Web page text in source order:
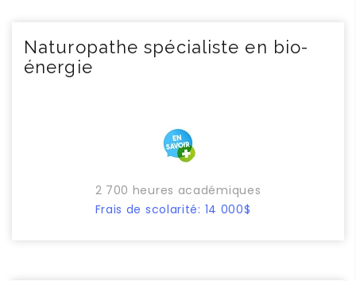
Naturopathe spécialiste en bio-
énergie
2 700 heures académiques
Frais de scolarité: 14 000$